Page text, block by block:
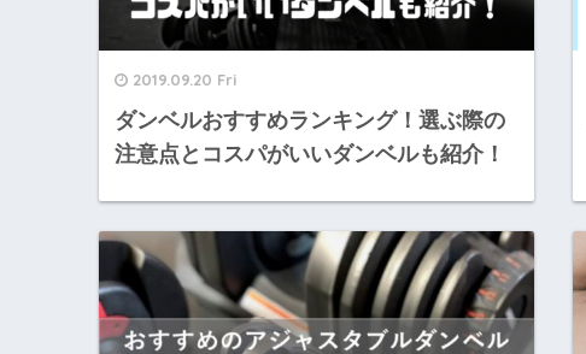
2019.09.20 Fri
ダンベルおすすめランキング！選ぶ際の
注意点とコスパがいいダンベルも紹介！